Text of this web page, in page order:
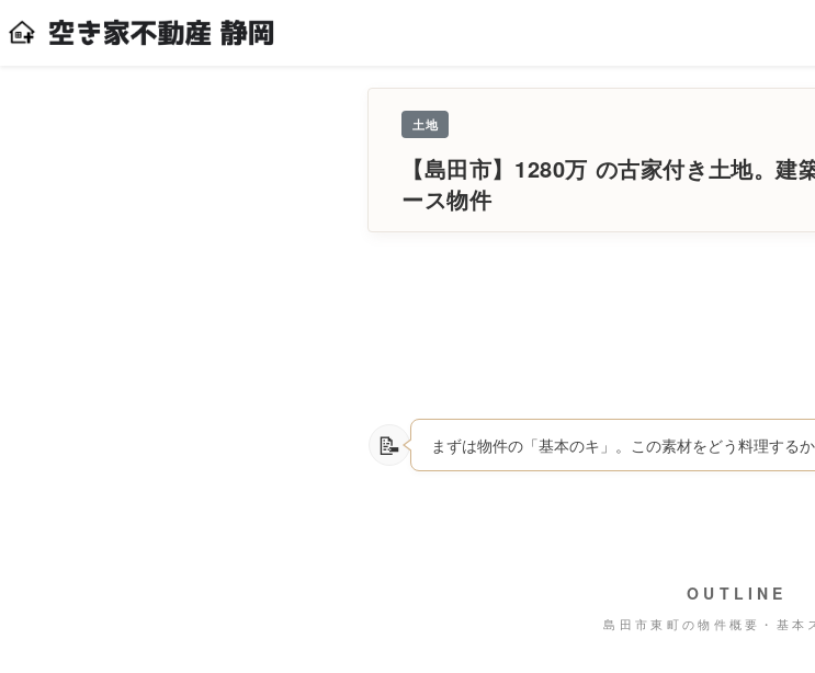
土地
【島田市】1280万 の古家付き土地。
ース物件
まずは物件の「基本のキ」。この素材をどう料理する
OUTLINE
島田市東町の物件概要・基本